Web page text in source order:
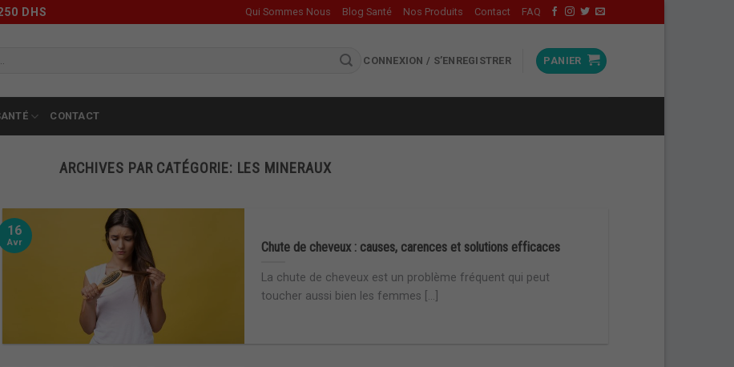
DHS Qui Sommes Nous Blog Santé Nos Produits Contact FAQ
CONNEXION / S’ENREGISTRER PANIER
CONTACT
ARCHIVES PAR CATÉGORIE: LES MINERAUX
Chute de cheveux : causes, carences et solutions efficaces
La chute de cheveux est un problème fréquent qui peut
toucher aussi bien les femmes [...]
16
Avr